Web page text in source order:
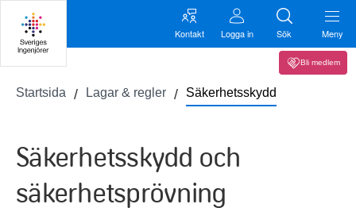
Kontakt Logga in Sök Meny
Bli medlem
Startsida Lagar & regler Säkerhetsskydd
Säkerhetsskydd och
säkerhetsprövning